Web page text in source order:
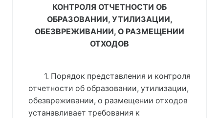
КОНТРОЛЯ ОТЧЕТНОСТИ ОБ
ОБРАЗОВАНИИ, УТИЛИЗАЦИИ,
ОБЕЗВРЕЖИВАНИИ, О РАЗМЕЩЕНИИ
ОТХОДОВ
1. Порядок представления и контроля
отчетности об образовании, утилизации,
обезвреживании, о размещении отходов
устанавливает требования к